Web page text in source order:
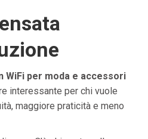
WiFi per moda e accessori
interessante per chi vuole
maggiore praticità e meno